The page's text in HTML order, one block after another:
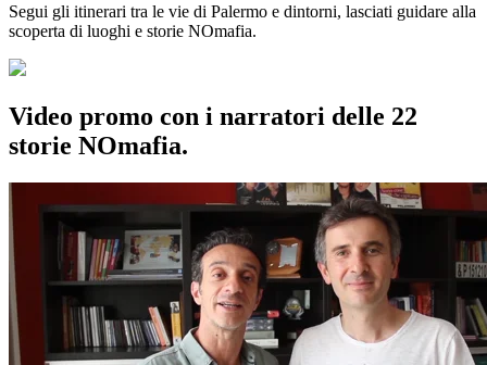
Segui gli itinerari tra le vie di Palermo e dintorni, lasciati guidare alla
scoperta di luoghi e storie NOmafia.
Video promo con i narratori delle 22
storie NOmafia.